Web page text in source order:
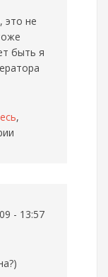
это не
быть я
,
- 13:57